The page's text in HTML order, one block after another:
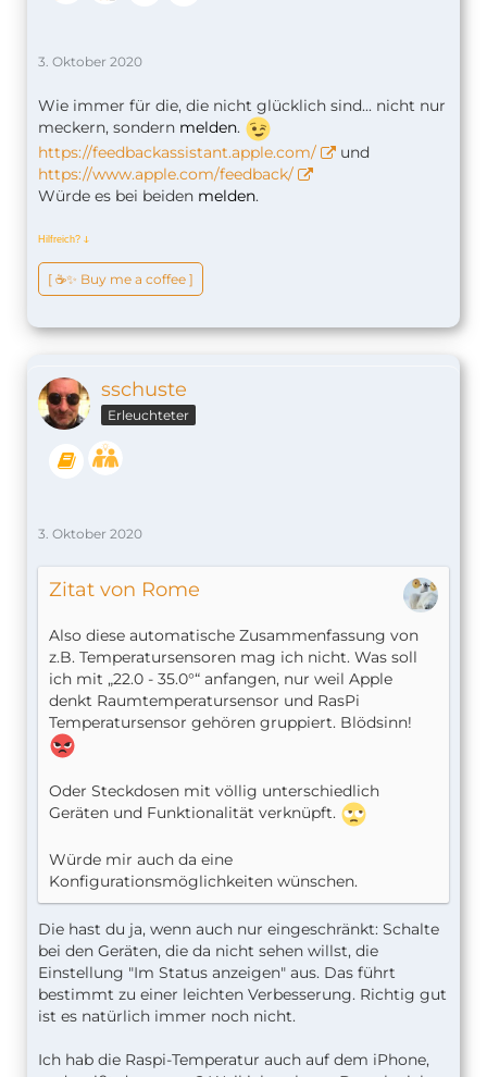
3. Oktober 2020
Wie immer für die, die nicht glücklich sind... nicht nur
meckern, sondern melden.
https://feedbackassistant.apple.com/
und
https://www.apple.com/feedback/
Würde es bei beiden melden.
Hilfreich? ↆ
[ ☕️✨ Buy me a coffee ]
sschuste
Erleuchteter
3. Oktober 2020
Zitat von Rome
Also diese automatische Zusammenfassung von
z.B. Temperatursensoren mag ich nicht. Was soll
ich mit „22.0 - 35.0°“ anfangen, nur weil Apple
denkt Raumtemperatursensor und RasPi
Temperatursensor gehören gruppiert. Blödsinn!
Oder Steckdosen mit völlig unterschiedlich
Geräten und Funktionalität verknüpft.
Würde mir auch da eine
Konfigurationsmöglichkeiten wünschen.
Die hast du ja, wenn auch nur eingeschränkt: Schalte
bei den Geräten, die da nicht sehen willst, die
Einstellung "Im Status anzeigen" aus. Das führt
bestimmt zu einer leichten Verbesserung. Richtig gut
ist es natürlich immer noch nicht.
Ich hab die Raspi-Temperatur auch auf dem iPhone,